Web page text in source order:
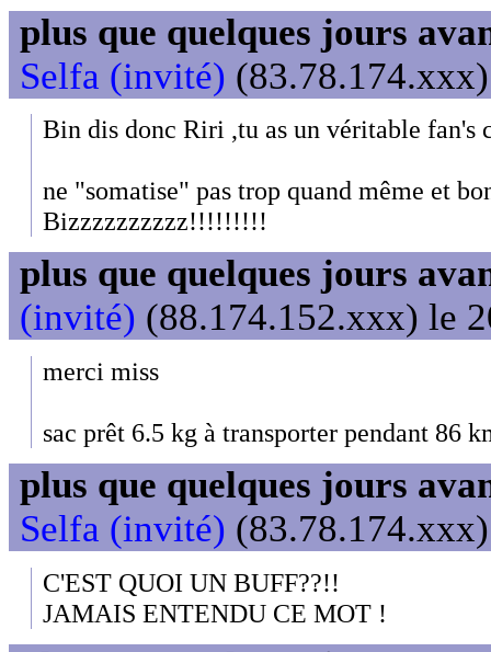
plus que quelques jours
Selfa (invité)
Bin dis donc Riri ,tu as un véritable fan's
ne "somatise" pas trop quand même et
Bizzzzzzzzzz!!!!!!!!!
plus que quelques jours
(invité) (88.174.152.xxx) le
merci miss
sac prêt 6.5 kg à transporter pendant 86
plus que quelques jours
Selfa (invité)
C'EST QUOI UN BUFF??!!
JAMAIS ENTENDU CE MOT !